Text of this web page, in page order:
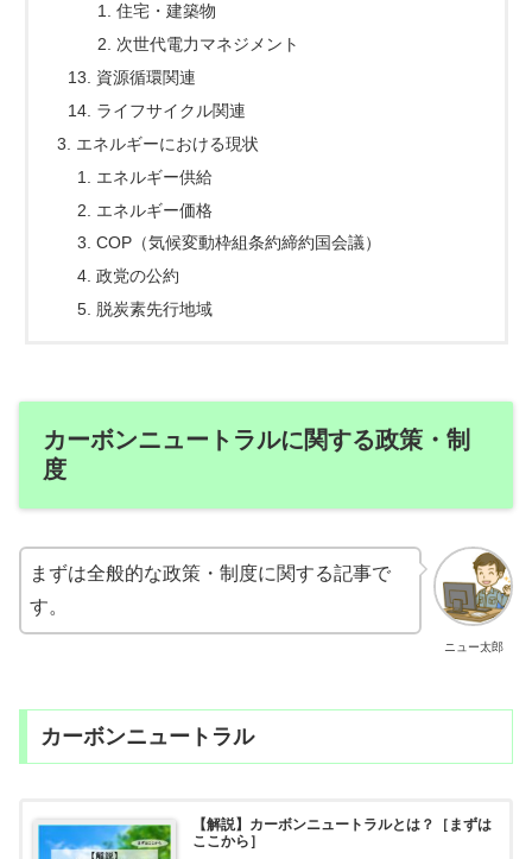
住宅・建築物
次世代電力マネジメント
資源循環関連
ライフサイクル関連
エネルギーにおける現状
エネルギー供給
エネルギー価格
COP（気候変動枠組条約締約国会議）
政党の公約
脱炭素先行地域
カーボンニュートラルに関する政策・制
度
ニュー太郎
まずは全般的な政策・制度に関する記事で
す。
カーボンニュートラル
【解説】カーボンニュートラルとは？［まずは
ここから］